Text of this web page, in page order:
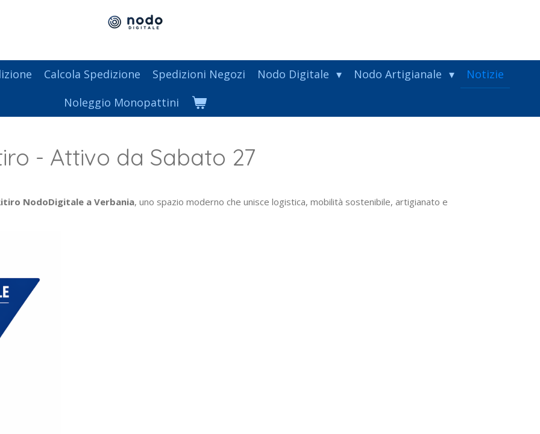
Calcola Spedizione Spedizioni Negozi Nodo Digitale Nodo Artigianale
Notizie
Noleggio Monopattini
- Attivo da Sabato 27
NodoDigitale a Verbania, uno spazio moderno che unisce logistica, mobilità sostenibile, artigianato e